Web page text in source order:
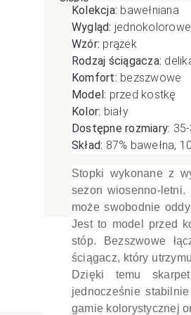
OPAKOWANIA
Antypoślizgowe
Ciepłe
Do spania
Rozmiar XL
Kolekcja: bawełniana
Wygląd: jednokolorowe
Wzór: prążek
Rodzaj ściągacza:
Komfort: bezszwowe
Model: przed kostkę
Kolor: biały
Dostępne rozmiary:
Skład: 87% bawełna,
Stopki wykonane z
sezon wiosenno-letni.
może swobodnie
Jest to model przed
stóp. Bezszwowe
ściągacz, który
Dzięki temu
jednocześnie
gamie kolorystycznej